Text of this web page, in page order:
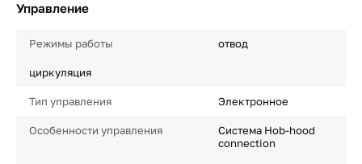
Управление
Режимы работы отвод
циркуляция
Тип управления Электронное
Особенности управления
Система Hob-hood
connection